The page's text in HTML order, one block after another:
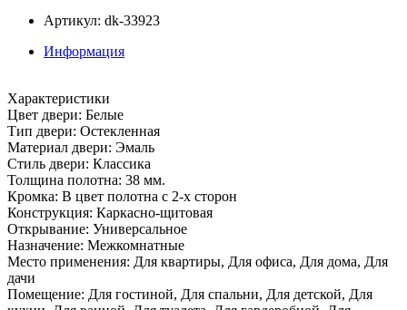
Артикул: dk-33923
Информация
Характеристики
Цвет двери: Белые
Тип двери: Остекленная
Материал двери: Эмаль
Стиль двери: Классика
Толщина полотна: 38 мм.
Кромка: В цвет полотна с 2-х сторон
Конструкция: Каркасно-щитовая
Открывание: Универсальное
Назначение: Межкомнатные
Место применения: Для квартиры, Для офиса, Для дома, Для
дачи
Помещение: Для гостиной, Для спальни, Для детской, Для